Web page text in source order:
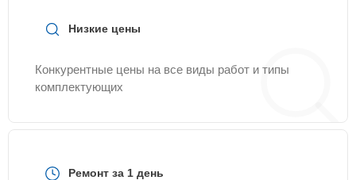
Низкие цены
Конкурентные цены на все виды работ и типы
комплектующих
Ремонт за 1 день